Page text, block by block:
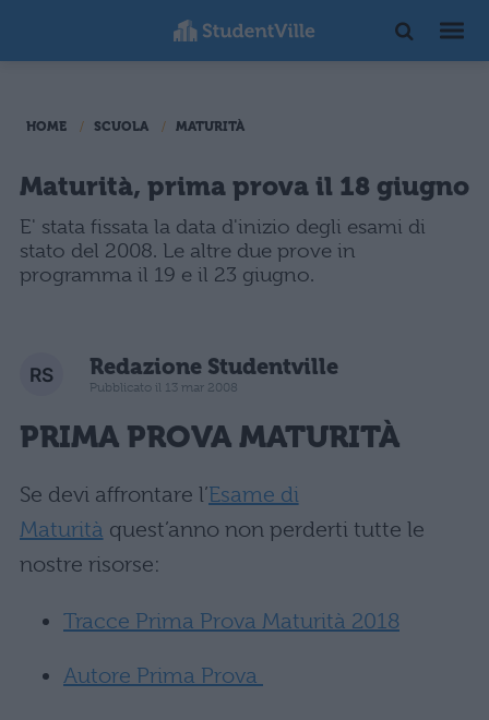
HOME SCUOLA MATURITÀ
Maturità, prima prova il 18 giugno
E' stata fissata la data d'inizio degli esami di
stato del 2008. Le altre due prove in
programma il 19 e il 23 giugno.
Redazione Studentville
Pubblicato il 13 mar 2008
PRIMA PROVA MATURITÀ
Se devi affrontare l’Esame di
Maturità quest’anno non perderti tutte le
nostre risorse:
Tracce Prima Prova Maturità 2018
Autore Prima Prova